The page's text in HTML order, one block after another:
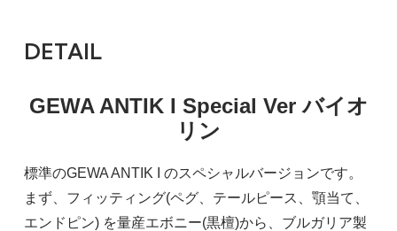
DETAIL
GEWA ANTIK I Special Ver バイオ
リン
標準のGEWA ANTIK I のスペシャルバージョンです。
まず、フィッティング(ペグ、テールピース、顎当て、
エンドピン) を量産エボニー(黒檀)から、ブルガリア製